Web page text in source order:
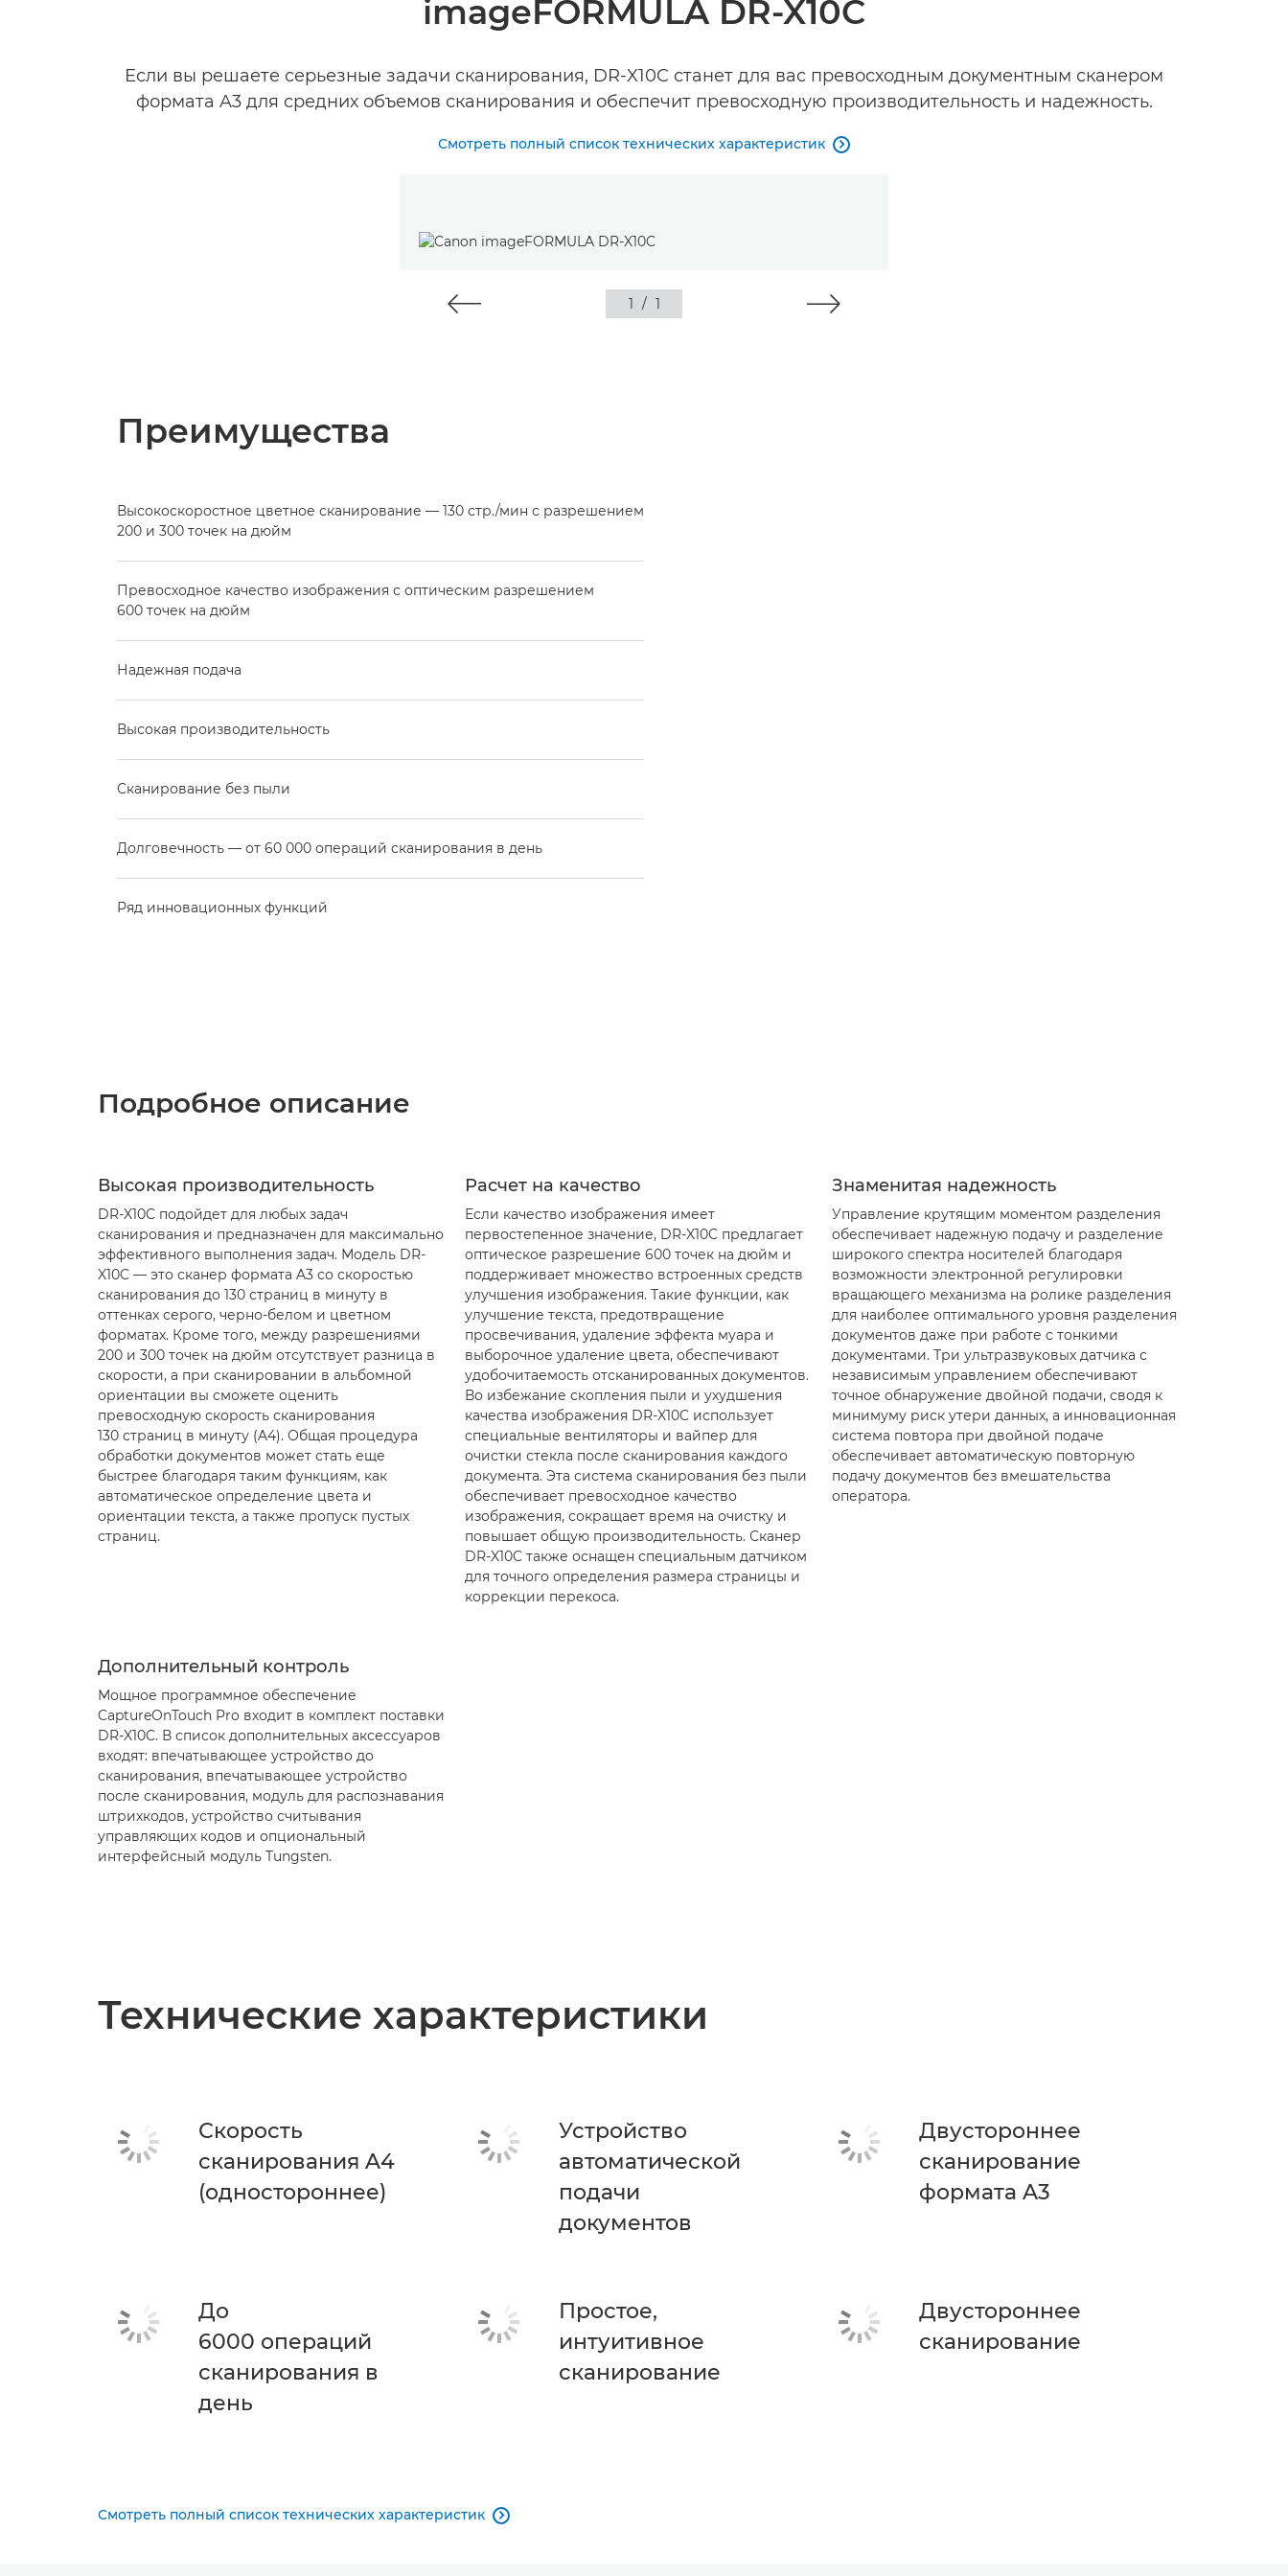
imageFORMULA DR-X10C
Если вы решаете серьезные задачи сканирования, DR-X10C станет для вас превосходным документным сканером
формата A3 для средних объемов сканирования и обеспечит превосходную производительность и надежность.
Смотреть полный список технических характеристик 
1 / 1
Преимущества
Высокоскоростное цветное сканирование — 130 стр./мин с разрешением
200 и 300 точек на дюйм
Превосходное качество изображения с оптическим разрешением
600 точек на дюйм
Надежная подача
Высокая производительность
Сканирование без пыли
Долговечность — от 60 000 операций сканирования в день
Ряд инновационных функций
Подробное описание
Высокая производительность
DR-X10C подойдет для любых задач
сканирования и предназначен для максимально
эффективного выполнения задач. Модель DR-
X10C — это сканер формата A3 со скоростью
сканирования до 130 страниц в минуту в
оттенках серого, черно-белом и цветном
форматах. Кроме того, между разрешениями
200 и 300 точек на дюйм отсутствует разница в
скорости, а при сканировании в альбомной
ориентации вы сможете оценить
превосходную скорость сканирования
130 страниц в минуту (A4). Общая процедура
обработки документов может стать еще
быстрее благодаря таким функциям, как
автоматическое определение цвета и
ориентации текста, а также пропуск пустых
страниц.
Расчет на качество
Если качество изображения имеет
первостепенное значение, DR-X10C предлагает
оптическое разрешение 600 точек на дюйм и
поддерживает множество встроенных средств
улучшения изображения. Такие функции, как
улучшение текста, предотвращение
просвечивания, удаление эффекта муара и
выборочное удаление цвета, обеспечивают
удобочитаемость отсканированных документов.
Во избежание скопления пыли и ухудшения
качества изображения DR-X10C использует
специальные вентиляторы и вайпер для
очистки стекла после сканирования каждого
документа. Эта система сканирования без пыли
обеспечивает превосходное качество
изображения, сокращает время на очистку и
повышает общую производительность. Сканер
DR-X10C также оснащен специальным датчиком
для точного определения размера страницы и
коррекции перекоса.
Знаменитая надежность
Управление крутящим моментом разделения
обеспечивает надежную подачу и разделение
широкого спектра носителей благодаря
возможности электронной регулировки
вращающего механизма на ролике разделения
для наиболее оптимального уровня разделения
документов даже при работе с тонкими
документами. Три ультразвуковых датчика с
независимым управлением обеспечивают
точное обнаружение двойной подачи, сводя к
минимуму риск утери данных, а инновационная
система повтора при двойной подаче
обеспечивает автоматическую повторную
подачу документов без вмешательства
оператора.
Дополнительный контроль
Мощное программное обеспечение
CaptureOnTouch Pro входит в комплект поставки
DR-X10C. В список дополнительных аксессуаров
входят: впечатывающее устройство до
сканирования, впечатывающее устройство
после сканирования, модуль для распознавания
штрихкодов, устройство считывания
управляющих кодов и опциональный
интерфейсный модуль Tungsten.
Технические характеристики
Скорость
сканирования A4
(одностороннее)
Устройство
автоматической
подачи
документов
Двустороннее
сканирование
формата A3
До
6000 операций
сканирования в
день
Простое,
интуитивное
сканирование
Двустороннее
сканирование
Смотреть полный список технических характеристик 